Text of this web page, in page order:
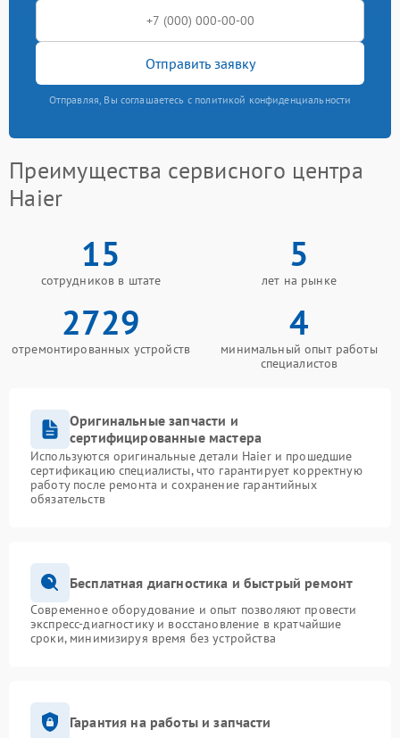
Отправить заявку
Отправляя, Вы соглашаетесь с политикой конфиденциальности
Преимущества сервисного центра
Haier
15
сотрудников в штате
5
лет на рынке
2729
отремонтированных устройств
4
минимальный опыт работы
специалистов
Оригинальные запчасти и
сертифицированные мастера
Используются оригинальные детали Haier и прошедшие
сертификацию специалисты, что гарантирует корректную
работу после ремонта и сохранение гарантийных
обязательств
Бесплатная диагностика и быстрый ремонт
Современное оборудование и опыт позволяют провести
экспресс-диагностику и восстановление в кратчайшие
сроки, минимизируя время без устройства
Гарантия на работы и запчасти